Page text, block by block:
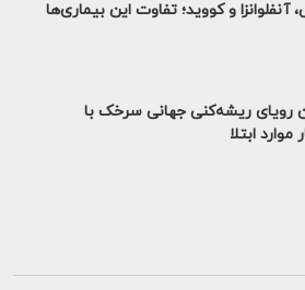
آنفلوانزا و کووید؛ تفاوت این بیماری‌ها
رویای ریشه‌کنی جهانی سرخک با
ابتلا